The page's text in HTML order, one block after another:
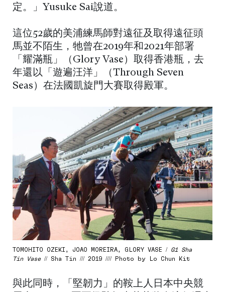
定。」Yusuke Sai說道。
這位52歲的美浦練馬師對遠征及取得遠征頭
馬並不陌生，牠曾在2019年和2021年部署
「耀滿瓶」（Glory Vase）取得香港瓶，去
年還以「遊遍汪洋」（Through Seven
Seas）在法國凱旋門大賽取得殿軍。
TOMOHITO OZEKI, JOAO MOREIRA, GLORY VASE / G1 Sha
Tin Vase// Sha Tin /// 2019 //// Photo by Lo Chun Kit
與此同時，「堅韌力」的鞍上人日本中央競